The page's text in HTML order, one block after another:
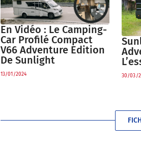
En Vidéo : Le Camping-
Car Profilé Compact
V66 Adventure Edition
De Sunlight
13/01/2024 30/03/